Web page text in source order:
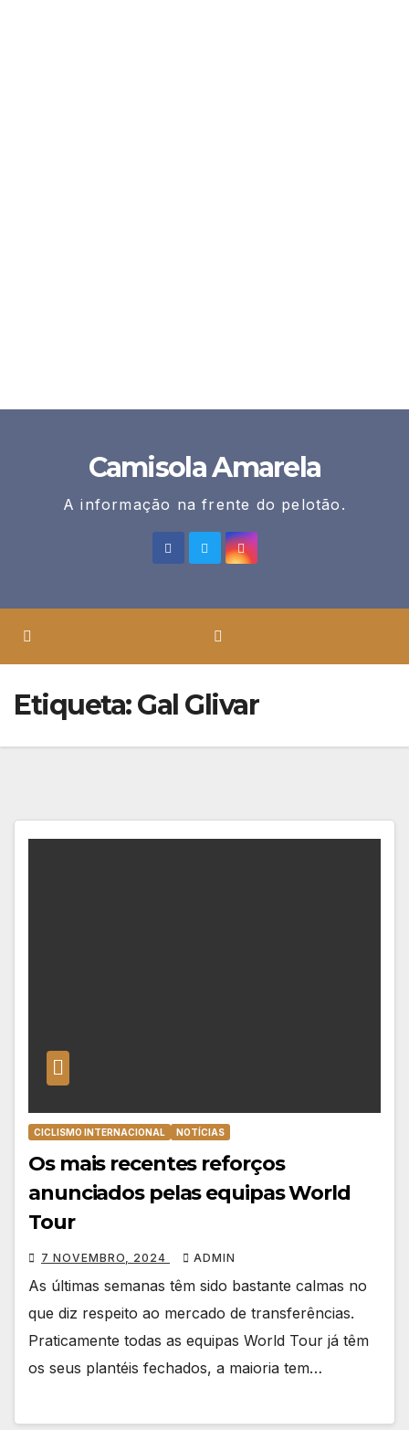
Camisola Amarela
A informação na frente do pelotão.
Etiqueta:Gal Glivar
CICLISMO INTERNACIONAL NOTÍCIAS
Os mais recentes reforços
anunciados pelas equipas World
Tour
7 NOVEMBRO, 2024 ADMIN
As últimas semanas têm sido bastante calmas no
que diz respeito ao mercado de transferências.
Praticamente todas as equipas World Tour já têm
os seus plantéis fechados, a maioria tem…